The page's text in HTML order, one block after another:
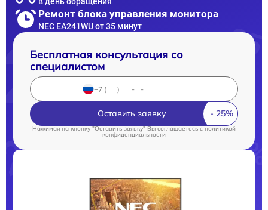
Ремонт блока управления монитора
NEC EA241WU от 35 минут
Бесплатная консультация со
специалистом
Оставить заявку
Нажимая на кнопку "Оставить заявку" Вы соглашаетесь cполитикой
конфиденциальности